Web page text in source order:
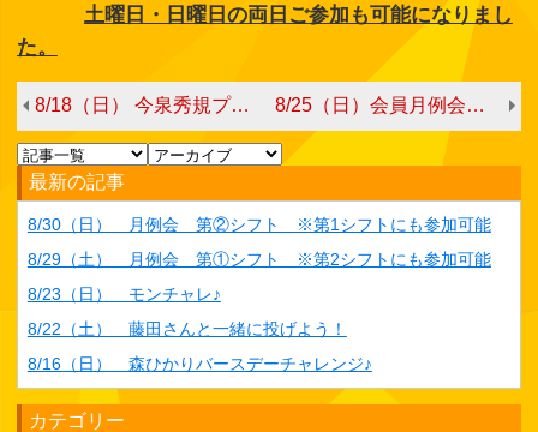
土曜日・日曜日の両日ご参加も可能になりまし
た。
8/18（日） 今泉秀規プロチャレンジ 8/25（日）会員月例会 第➁シフト ※土曜日の月例会にも参加可能
最新の記事
8/30（日） 月例会 第②シフト ※第1シフトにも参加可能
8/29（土） 月例会 第①シフト ※第2シフトにも参加可能
8/23（日） モンチャレ♪
8/22（土） 藤田さんと一緒に投げよう！
8/16（日） 森ひかりバースデーチャレンジ♪
カテゴリー